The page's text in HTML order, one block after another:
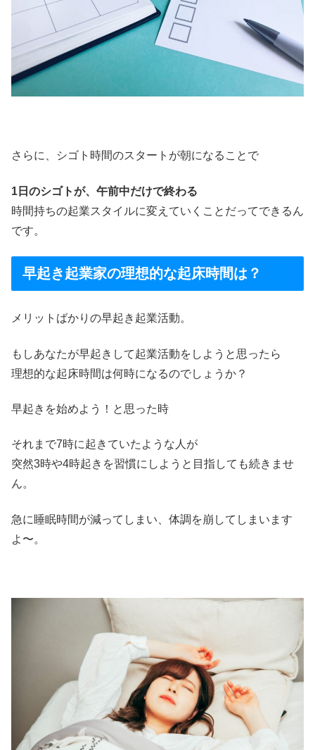
さらに、シゴト時間のスタートが朝になることで
1日のシゴトが、午前中だけで終わる
時間持ちの起業スタイルに変えていくことだってできるん
です。
早起き起業家の理想的な起床時間は？
メリットばかりの早起き起業活動。
もしあなたが早起きして起業活動をしようと思ったら
理想的な起床時間は何時になるのでしょうか？
早起きを始めよう！と思った時
それまで7時に起きていたような人が
突然3時や4時起きを習慣にしようと目指しても続きませ
ん。
急に睡眠時間が減ってしまい、体調を崩してしまいます
よ〜。